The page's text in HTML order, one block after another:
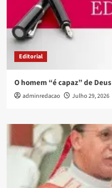
Editorial
O homem “é capaz” de Deus
adminredacao Julho 29, 2026